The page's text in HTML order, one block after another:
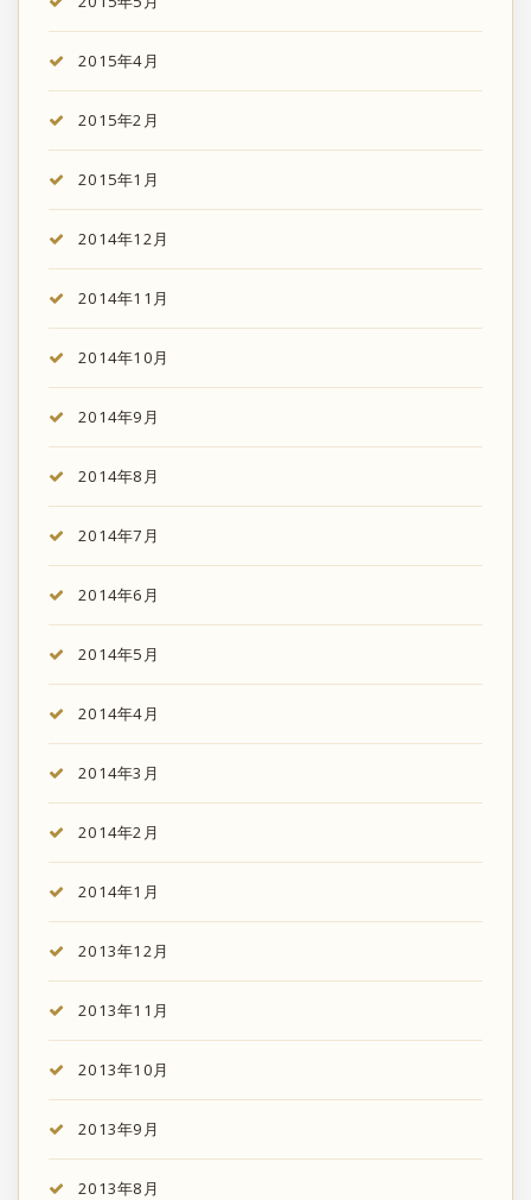
2015年4月
2015年2月
2015年1月
2014年12月
2014年11月
2014年10月
2014年9月
2014年8月
2014年7月
2014年6月
2014年5月
2014年4月
2014年3月
2014年2月
2014年1月
2013年12月
2013年11月
2013年10月
2013年9月
2013年8月